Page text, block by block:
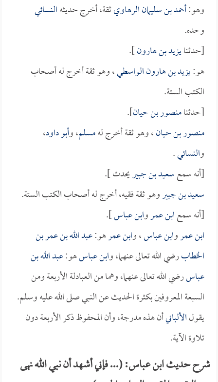
وهو:أحمد بن سليمان الرهاويثقة، أخرج حديثهالنسائي
وحده.
[حدثنايزيد بن هارون].
هو:يزيد بن هارون الواسطي، وهو ثقة أخرج له أصحاب
الكتب الستة.
[حدثنامنصور بن حيان].
منصور بن حيان، وهو ثقة أخرج لهمسلم، وأبو داود،
والنسائي.
[أنه سمعسعيد بن جبيريحدث ].
سعيد بن جبيروهو ثقة فقيه، أخرج له أصحاب الكتب الستة.
[أنه سمعابن عمروابن عباس].
ابن عمروابن عباس، وابن عمرهو:عبد الله بن عمر بن
الخطابرضي الله تعالى عنهما، وابن عباسهو:عبد الله بن
عباسرضي الله تعالى عنهما، وهما من العبادلة الأربعة ومن
السبعة المعروفين بكثرة الحديث عن النبي صلى الله عليه وسلم.
يقولالألبانيأن هذه مدرجة، وأن المحفوظ ذكر الأربعة دون
تلاوة الآية.
شرح حديث ابن عباس: (... فإني أشهد أن نبي الله نهى